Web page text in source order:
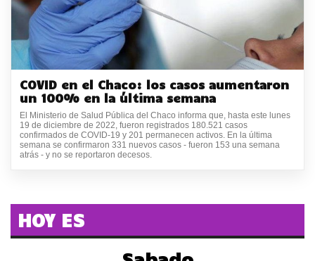
COVID en el Chaco: los casos aumentaron
un 100% en la última semana
El Ministerio de Salud Pública del Chaco informa que, hasta este lunes
19 de diciembre de 2022, fueron registrados 180.521 casos
confirmados de COVID-19 y 201 permanecen activos. En la última
semana se confirmaron 331 nuevos casos - fueron 153 una semana
atrás - y no se reportaron decesos.
HOY ES